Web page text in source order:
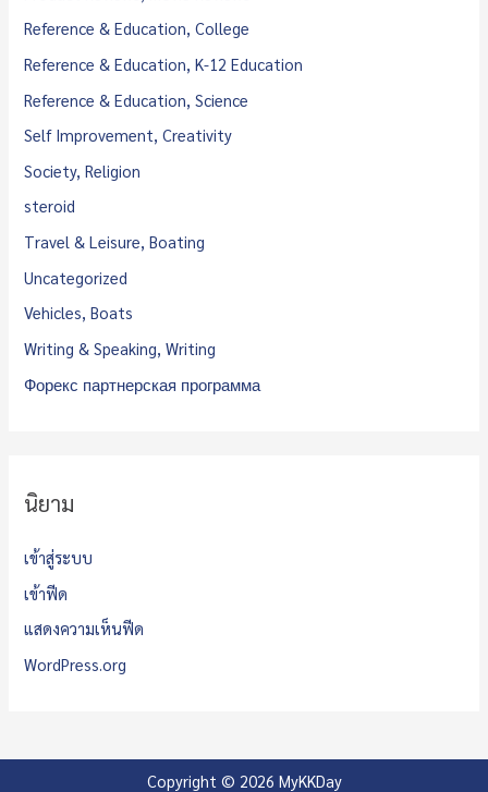
Reference & Education, College
Reference & Education, K-12 Education
Reference & Education, Science
Self Improvement, Creativity
Society, Religion
steroid
Travel & Leisure, Boating
Uncategorized
Vehicles, Boats
Writing & Speaking, Writing
Форекс партнерская программа
นิยาม
เข้าสู่ระบบ
เข้าฟีด
แสดงความเห็นฟีด
WordPress.org
Copyright © 2026 MyKKDay